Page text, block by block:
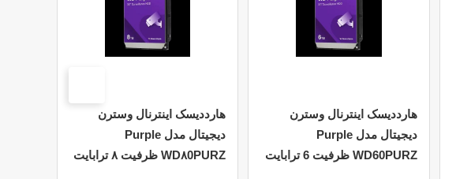
هارددیسک اینترنال وسترن
دیجیتال مدل Purple
WD60PURZ ظرفیت 6 ترابایت
هارددیسک اینترنال وسترن
دیجیتال مدل Purple
WD۸0PURZ ظرفیت ۸ ترابایت